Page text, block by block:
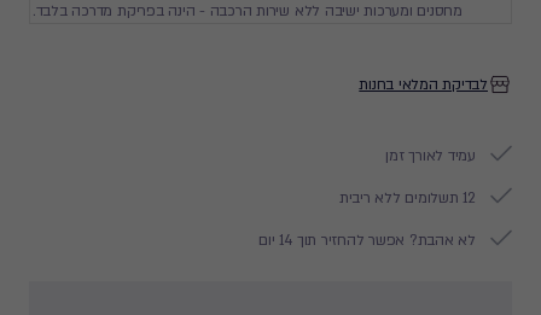
מחסנים ומערכות ישיבה ללא שירות הרכבה - הינה בפריקת מדרכה בלבד.
לבדיקת המלאי בחנות
עמיד לאורך זמן
12 תשלומים ללא ריבית
לא אהבת? אפשר להחזיר תוך 14 יום